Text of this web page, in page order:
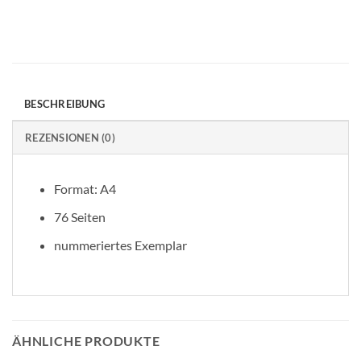
BESCHREIBUNG
REZENSIONEN (0)
Format: A4
76 Seiten
nummeriertes Exemplar
ÄHNLICHE PRODUKTE